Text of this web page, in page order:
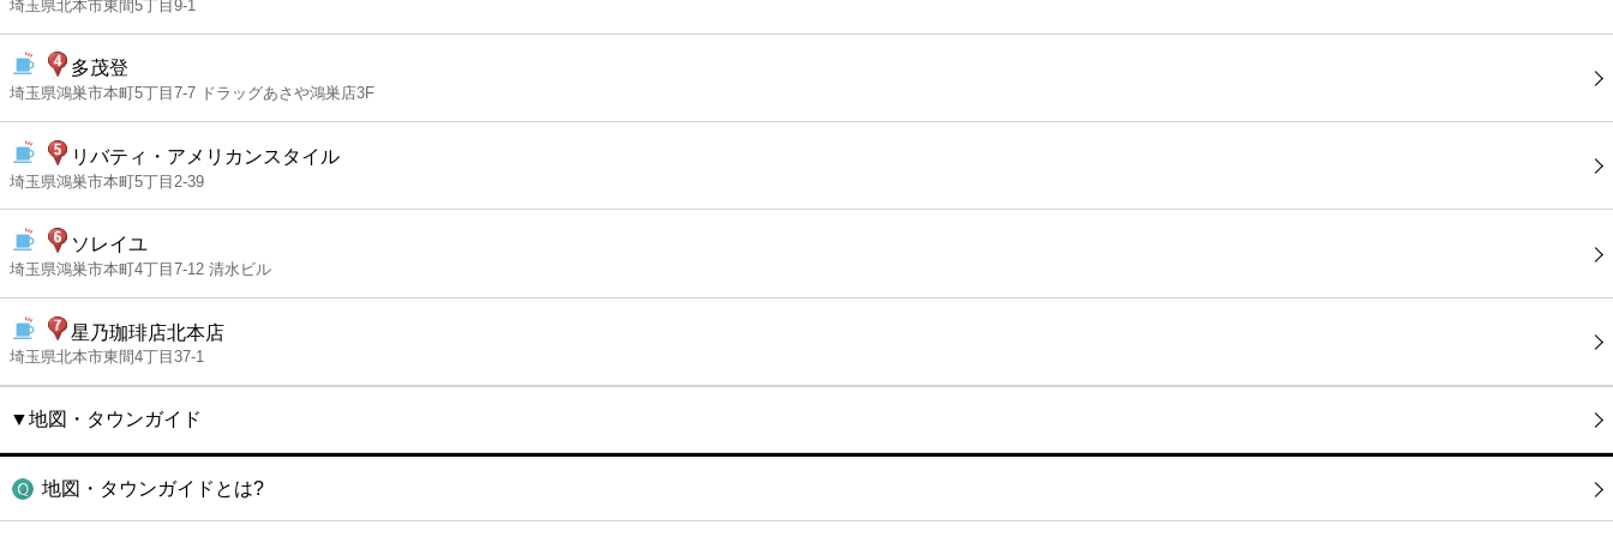
埼玉県北本市東間5丁目9-1
多茂登
埼玉県鴻巣市本町5丁目7-7 ドラッグあさや鴻巣店3F
リバティ・アメリカンスタイル
埼玉県鴻巣市本町5丁目2-39
ソレイユ
埼玉県鴻巣市本町4丁目7-12 清水ビル
星乃珈琲店北本店
埼玉県北本市東間4丁目37-1
▼地図・タウンガイド
地図・タウンガイドとは?